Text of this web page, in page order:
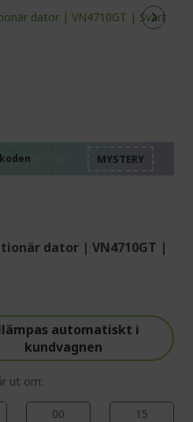
dator | VN4710GT |
automatiskt i
kundvagnen
ut om:
00 14